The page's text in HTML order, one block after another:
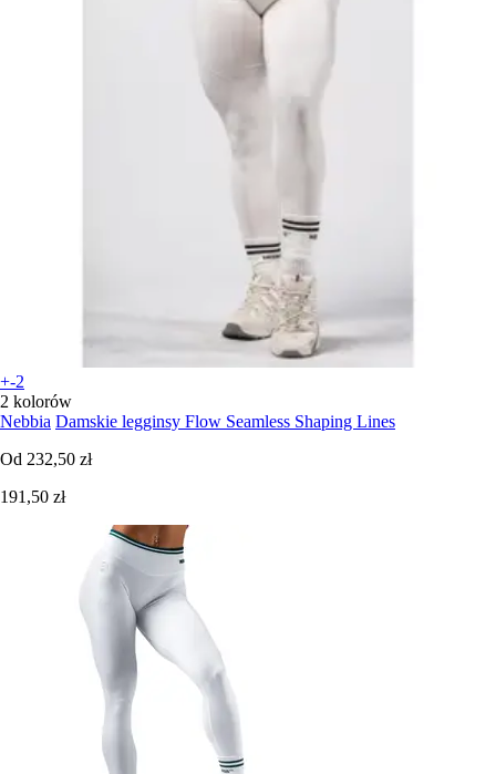
+-2
2 kolorów
Nebbia Damskie legginsy Flow Seamless Shaping Lines
Od 232,50 zł
191,50 zł